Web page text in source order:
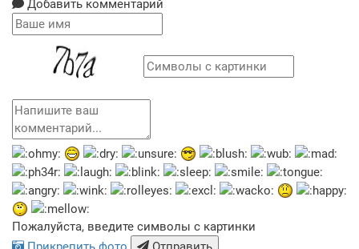
Добавить комментарий
Пожалуйста, введите символы с картинки